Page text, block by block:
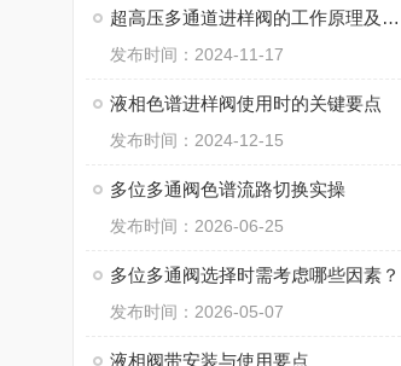
超高压多通道进样阀的工作原理及应用领域
发布时间：2024-11-17
液相色谱进样阀使用时的关键要点
发布时间：2024-12-15
多位多通阀色谱流路切换实操
发布时间：2026-06-25
多位多通阀选择时需考虑哪些因素？
发布时间：2026-05-07
液相阀带安装与使用要点